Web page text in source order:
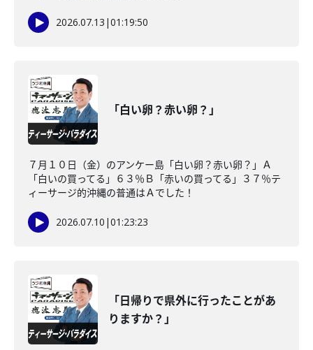
2026.07.13 |01:19:50
「白い卵？赤い卵？」
７月１０日（金）のアンケー島「白い卵？赤い卵？」Ａ
「白いの買ってる」６３％Ｂ「赤いの買ってる」３７％テ
ィーサージ的沖縄の普通はＡでした！
2026.07.10 |01:23:23
「日帰りで県外に行ったことがあ
りますか？」